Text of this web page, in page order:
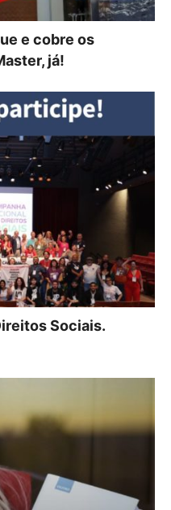
e cobre os
já!
Sociais.